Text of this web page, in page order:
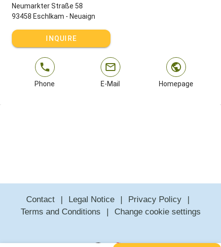
Neumarkter Straße 58
93458 Eschlkam - Neuaign
INQUIRE
Phone E-Mail Homepage
Contact Legal Notice
Privacy Policy
Terms and Conditions
Change cookie settings